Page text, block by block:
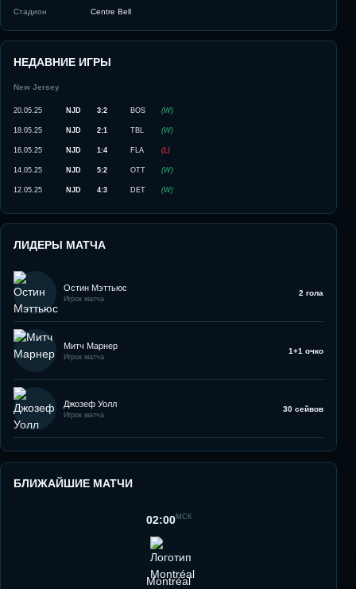
Стадион
Centre Bell
НЕДАВНИЕ ИГРЫ
New Jersey
20.05.25 NJD 3:2 BOS (W)
18.05.25 NJD 2:1 TBL (W)
16.05.25 NJD 1:4 FLA (L)
14.05.25 NJD 5:2 OTT (W)
12.05.25 NJD 4:3 DET (W)
ЛИДЕРЫ МАТЧА
Остин Мэттьюс
Игрок матча
2 гола
Митч Марнер
Игрок матча
1+1 очко
Джозеф Уолл
Игрок матча
30 сейвов
БЛИЖАЙШИЕ МАТЧИ
02:00МСК
Montréal